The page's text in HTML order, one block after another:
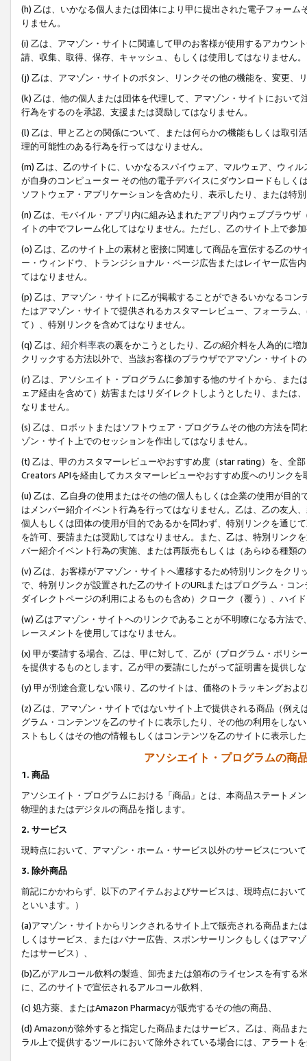
(h) 乙は、いかなる個人または団体により甲に提出された電子フォー
りません。
(i) 乙は、アマゾン・サイトに関連して甲のお客様が使用するアカウン
請、収集、取得、保存、キャッシュ、もしくは使用してはなりません。
(j) 乙は、アマゾン・サイトのボタン、リンクその他の機能を、変更、
(k) 乙は、他の個人または団体を代理して、アマゾン・サイトにおい
行為をするのを承認、支援または奨励してはなりません。
(l) 乙は、甲と乙との関係について、または何らかの機能もしくは取
理的可能性のある行為を行ってはなりません。
(m) 乙は、乙のサイトに、いかなるスパイウェア、マルウェア、ウィ
が自身のコンピューター その他の電子デバイスにダウンロードもし
ソフトウェア・アプリケーションを含めたり、表示したり、または特
(n) 乙は、モバイル・アプリ内に組み込まれたアプリ内ウェブブラウ
イトの中でフレーム化してはなりません。ただし、乙のサイト上で参
(o) 乙は、乙のサイト上の素材と密接に関連して商品を宣伝する乙の
ー・ウィンドウ、トランジショナル・ページ広告またはレイヤー広告
てはなりません。
(p) 乙は、アマゾン・サイトに乙が掲載することができるいかなるコ
たはアマゾン・サイトで提供されるカスタマーレビュー、フォーラム
て）、特別リンクを含めてはなりません。
(q) 乙は、 紹介料率表の裏をかこうとしたり、乙の紹介料を人為的に
クリックする方法以外で、当該お客様のブラウザでアマゾン・サイト
(r) 乙は、アソシエイト・プログラムに参加する他のサイトから、ま
ェア経由を含めて）妨害またはリダイレクトしようとしたり、または
なりません。
(s) 乙は、ロボットまたはソフトウェア・プログラムその他の方法を
ゾン・サイト上でのセッションを作出してはなりません。
(t) 乙は、甲のカスタマーレビューやおすすめ度（star rating）を、全
Creators APIを経由してカスタマーレビューやおすすめ度へのリンクを
(u) 乙は、乙自身の使用またはその他の個人もしくは企業の使用が目
はメンバー紹介イベント行為を行ってはなりません。乙は、乙の友人
個人もしくは団体の使用が目的であるかを問わず、特別リンクを通じ
を許可、要請または奨励してはなりません。また、乙は、特別リンク
バー紹介イベント行為の実施、または再販売もしくは（あらゆる種類
(v) 乙は、お客様がアマゾン・サイトへ遷移するため特別リンクをク
で、特別リンクが設置された乙のサイトのURLまたはプログラム・コ
ダイレクトページの利用によるものも含め）クローク（覆う）、ハイ
(w) 乙はアマゾン・サイトへのリンクであることが不明瞭になる方法
レースメントを使用してはなりません。
(x) 甲が要請する場合、乙は、甲に対して、乙が（プログラム・ポリ
を提供するものとします。乙が甲の要請にしたがって証明書を提供し
(y) 甲が別途合意しない限り、乙のサイトは、価格のトラッキングお
(z) 乙は、アマゾン・サイトではないサイト上で提供される商品（例
グラム・コンテンツを乙のサイトに表示したり、その他の利用をしな
ストもしくはその他の情報もしくはコンテンツを乙のサイトに表示し
アソシエイト・プログラムの商
1. 商品
アソシエイト・プログラムにおける「商品」とは、本商品ステートメ
物理的またはデジタルの商品を指します。
2. サービス
現時点において、アマゾン・ホーム・サービス以外のサービスについ
3. 除外商品
前記にかかわらず、以下のアイテムおよびサービスは、現時点におい
といいます。）
(a)アマゾン・サイトからリンクされるサイト上で販売される商品ま
しくはサービス、またはバナー広告、スポンサーリンクもしくはアマ
たはサービス）、
(b)乙がアルコール飲料の製造、卸売または頒布のライセンスを有す
に、乙のサイトで宣伝されるアルコール飲料、
(c) 処方薬、またはAmazon Pharmacyが販売するその他の商品、
(d) Amazonが除外すると指定した商品またはサービス。乙は、商品ま
ラル上で提供するツールにおいて除外されている場合には、アラート